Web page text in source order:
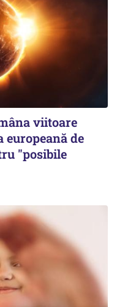
viitoare
europeană de
"posibile